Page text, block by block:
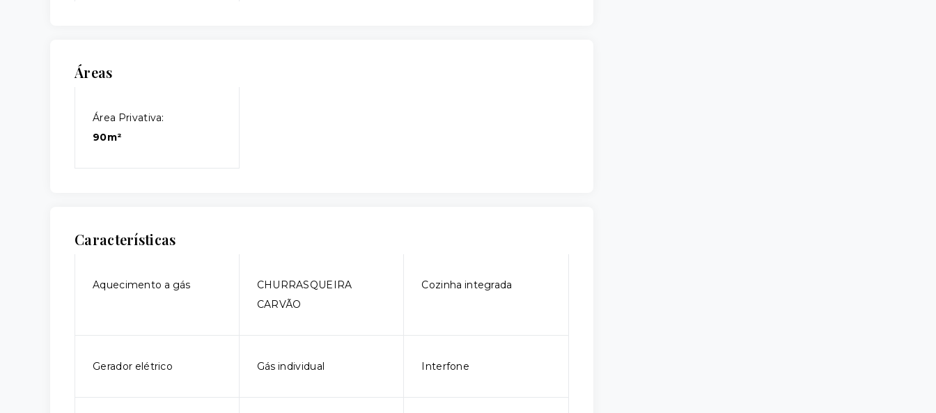
Áreas
Área Privativa:
90m²
Características
Aquecimento a gás
CHURRASQUEIRA
CARVÃO
Cozinha integrada
Gerador elétrico Gás individual Interfone